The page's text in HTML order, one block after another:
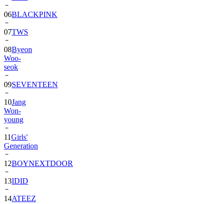
07TWS
08Byeon
Woo-
seok
09SEVENTEEN
10Jang
Won-
young
11Girls'
Generation
12BOYNEXTDOOR
13IDID
14ATEEZ
15ZEROBASEONE